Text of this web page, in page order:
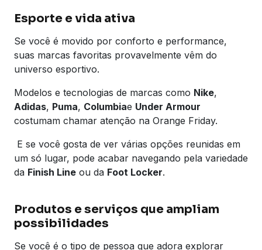
Esporte e vida ativa
Se você é movido por conforto e performance,
suas marcas favoritas provavelmente vêm do
universo esportivo.
Modelos e tecnologias de marcas como Nike,
Adidas, Puma, Columbiae Under Armour
costumam chamar atenção na Orange Friday.
E se você gosta de ver várias opções reunidas em
um só lugar, pode acabar navegando pela variedade
da Finish Line ou da Foot Locker.
Produtos e serviços que ampliam
possibilidades
Se você é o tipo de pessoa que adora explorar